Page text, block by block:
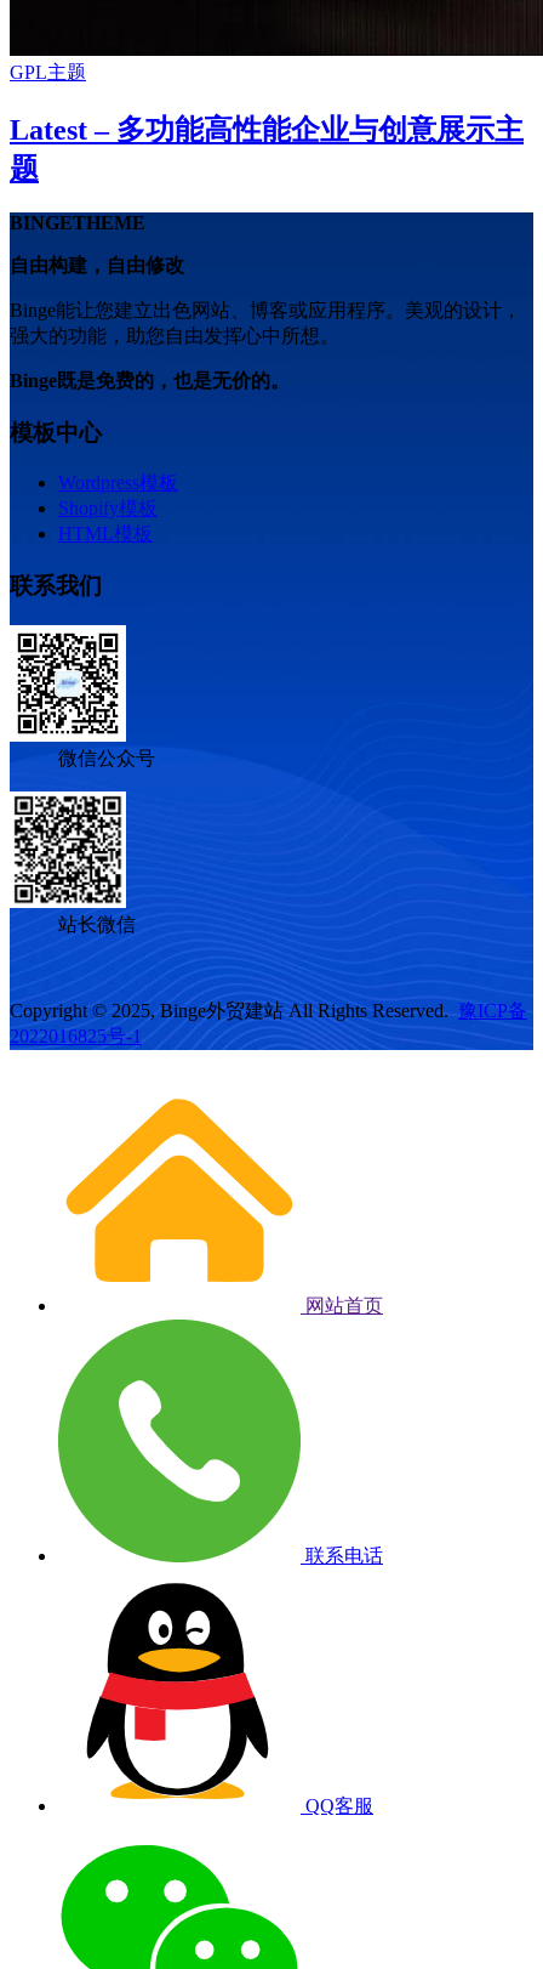
GPL主题
Latest – 多功能高性能企业与创意展示主
题
BINGETHEME
自由构建，自由修改
Binge能让您建立出色网站、博客或应用程序。美观的设计，
强大的功能，助您自由发挥心中所想。
Binge既是免费的，也是无价的。
模板中心
Wordpress模板
Shopify模板
HTML模板
联系我们
微信公众号
站长微信
Copyright © 2025, Binge外贸建站 All Rights Reserved. 豫ICP备
2022016825号-1
网站首页
联系电话
QQ客服